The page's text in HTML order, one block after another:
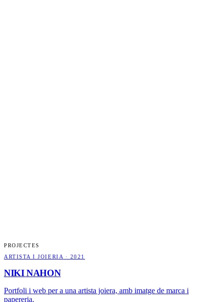
PROJECTES
ARTISTA I JOIERIA · 2021
NIKI NAHON
Portfoli i web per a una artista joiera, amb imatge de marca i
papereria.